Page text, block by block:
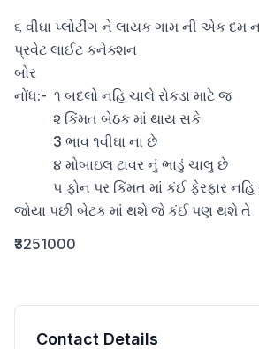
૬ વીઘા પ્લોટીંગ ને લાયક ગામ ની એક દમ
પ્રવેટ લાઈટ કનેક્શન
બોર
નોંધ:-  ૧ બદલો નહિ ચાલે રોકડા માટે જ
જોયા પછી બેટક માં થશે જે કંઈ પણ થશે તે
₹3251000
Contact Details